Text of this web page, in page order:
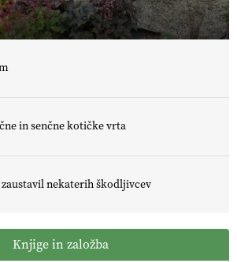
in senčne kotičke vrta
nekaterih škodljivcev
Knjige in založba